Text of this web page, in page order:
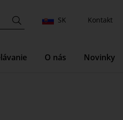
SK Kontakt
O nás Novinky